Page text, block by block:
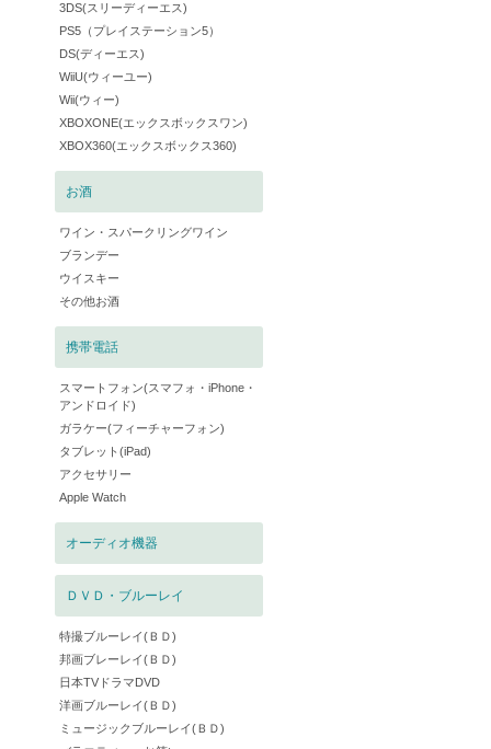
3DS(スリーディーエス)
PS5（プレイステーション5）
DS(ディーエス)
WiiU(ウィーユー)
Wii(ウィー)
XBOXONE(エックスボックスワン)
XBOX360(エックスボックス360)
お酒
ワイン・スパークリングワイン
ブランデー
ウイスキー
その他お酒
携帯電話
スマートフォン(スマフォ・iPhone・
アンドロイド)
ガラケー(フィーチャーフォン)
タブレット(iPad)
アクセサリー
Apple Watch
オーディオ機器
ＤＶＤ・ブルーレイ
特撮ブルーレイ(ＢＤ)
邦画ブレーレイ(ＢＤ)
日本TVドラマDVD
洋画ブルーレイ(ＢＤ)
ミュージックブルーレイ(ＢＤ)